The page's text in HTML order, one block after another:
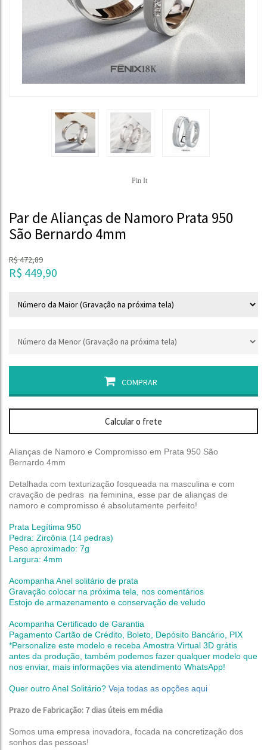
Pin It
Par de Alianças de Namoro Prata 950
São Bernardo 4mm
R$472,89
R$ 449,90
COMPRAR
Calcular o frete
Alianças de Namoro e Compromisso em Prata 950 São
Bernardo 4mm
Detalhada com texturização fosqueada na masculina e com
cravação de pedras na feminina, esse par de alianças de
namoro e compromisso é absolutamente perfeito!
Prata Legítima 950
Pedra: Zircônia (14 pedras)
Peso aproximado: 7g
Largura: 4mm
Acompanha Anel solitário de prata
Gravação colocar na próxima tela, nos comentários
Estojo de armazenamento e conservação de veludo
Acompanha Certificado de Garantia
Pagamento Cartão de Crédito, Boleto, Depósito Bancário, PIX
*Personalize este modelo e receba Amostra Virtual 3D grátis
antes da produção, também podemos fazer qualquer modelo que
nos enviar, mais informações via atendimento WhatsApp!
Quer outro Anel Solitário? Veja todas as opções aqui
Prazo de Fabricação: 7 dias úteis em média
Somos uma empresa inovadora, focada na concretização dos
sonhos das pessoas!